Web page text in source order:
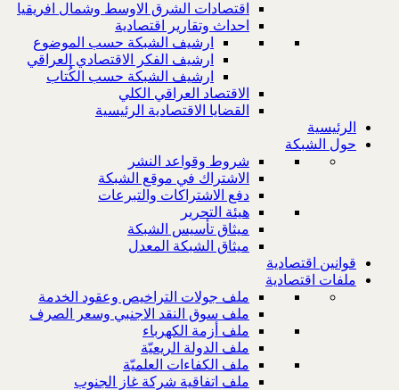
اقتصادات الشرق الاوسط وشمال افريقيا
احداث وتقارير اقتصادية
ارشيف الشبكة حسب الموضوع
ارشيف الفكر الاقتصادي العراقي
ارشيف الشبكة حسب الكُتاب
الاقتصاد العراقي الكلي
القضايا الاقتصادية الرئيسية
الرئيسية
حول الشبكة
شروط وقواعد النشر
الاشتراك في موقع الشبكة
دفع الاشتراكات والتبرعات
هيئة التحرير
ميثاق تأسيس الشبكة
ميثاق الشبكة المعدل
قوانين اقتصادية
ملفات اقتصادية
ملف جولات التراخيص وعقود الخدمة
ملف سوق النقد الاجنبي وسعر الصرف
ملف أزمة الكهرباء
ملف الدولة الريعيّة
ملف الكفاءات العلميّة
ملف اتفاقية شركة غاز الجنوب